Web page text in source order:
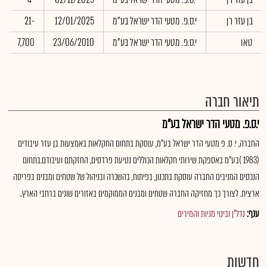
בן עזר רן
י.ס.פ. מטעי הדר ישראל בע"מ 12/01/2025
-21
טאו
י.ס.פ. מטעי הדר ישראל בע"מ 23/06/2010
7,700
תיאור חברה
י.ס.פ. מטעי הדר ישראל בע"מ
החברה, י. ס. פ מטעי הדר ישראל בע"מ, עוסקת בתחום החקלאות באמצעות בן עזר עיבודים
(1983 )בע"מ באספקת שירותי חקלאות הכוללים נטיעת פרדסים, החזקתם ועיבודם.בתחום
הנכסים המניבים החברה עוסקת בתכנון, בפיתוח, בהשכרה ובניהול של שטחים ומבנים בפריסה
ארצית. לצורך כך מחזיקה החברה שטחים ומבנים הממוקמים באזורים שונים ברחבי הארץ..
ענף:נדל"ן ובינוי מניות והמירים
חדשות